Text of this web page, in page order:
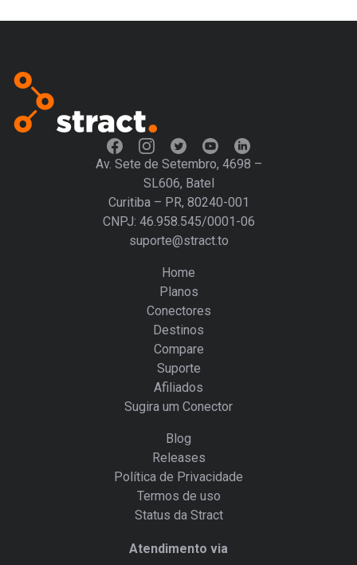
Av. Sete de Setembro, 4698 –
SL606, Batel
Curitiba – PR, 80240-001
CNPJ: 46.958.545/0001-06
suporte@stract.to
Home
Planos
Conectores
Destinos
Compare
Suporte
Afiliados
Sugira um Conector
Blog
Releases
Política de Privacidade
Termos de uso
Status da Stract
Atendimento via